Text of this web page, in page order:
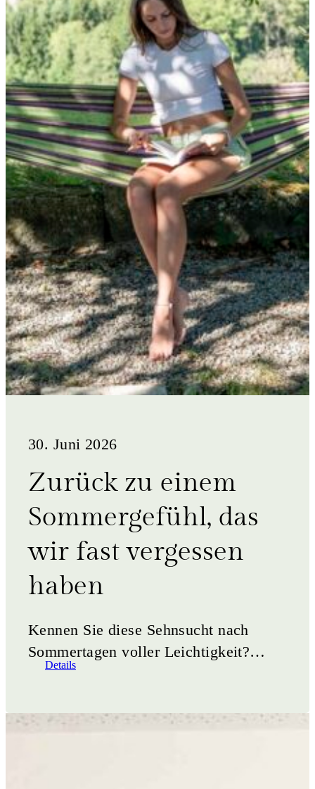
MENTAL HEALTH
PILATES RETREATS
YOGA & WANDERN
ÜBER UNS
PHILOSOPHIE
UNSER TEAM
NACHHALTIGKEIT
DIE PAUSCHALREISE
30. Juni 2026
Zurück zu einem
Sommergefühl, das
wir fast vergessen
haben
Kennen Sie diese Sehnsucht nach
Sommertagen voller Leichtigkeit?
Nach Tagen, an denen nichts dringend
langsamer&hellip;
Details